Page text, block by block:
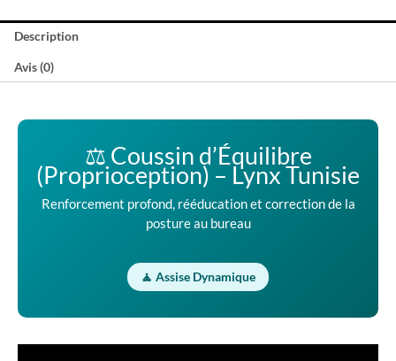
Description
Avis (0)
⚖️ Coussin d’Équilibre
(Proprioception) – Lynx Tunisie
Renforcement profond, rééducation et correction de la
posture au bureau
🧘 Assise Dynamique